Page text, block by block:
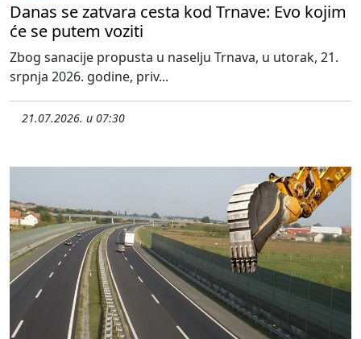
Danas se zatvara cesta kod Trnave: Evo kojim
će se putem voziti
Zbog sanacije propusta u naselju Trnava, u utorak, 21.
srpnja 2026. godine, priv...
21.07.2026. u 07:30